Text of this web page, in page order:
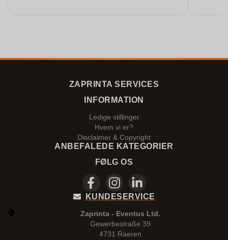
ZAPRINTA SERVICES
INFORMATION
Ledige stillinger
Hvem vi er?
Disclaimer & Copyright
ANBEFALEDE KATEGORIER
FØLG OS
KUNDESERVICE
Zaprinta - Eventus Ltd.
Gewerbestraße 39
4731 Raeren